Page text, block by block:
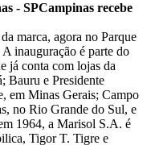
Campinas recebe
marca, agora no Parque
inauguração é parte do
já conta com lojas da
Bauru e Presidente
em Minas Gerais; Campo
no Rio Grande do Sul, e
1964, a Marisol S.A. é
Tigor T. Tigre e